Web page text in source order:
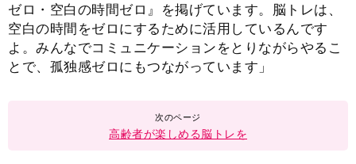
ゼロ・空白の時間ゼロ』を掲げています。脳トレは、
空白の時間をゼロにするために活用しているんです
よ。みんなでコミュニケーションをとりながらやるこ
とで、孤独感ゼロにもつながっています」
高齢者が楽しめる脳トレを